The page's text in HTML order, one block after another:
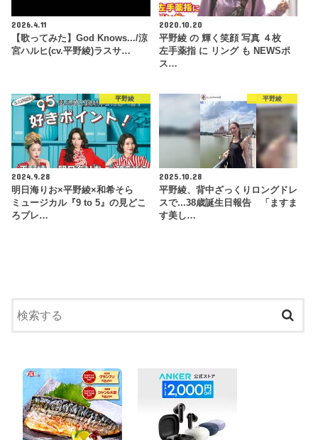
2026.4.11
【歌ってみた】God Knows.../涼
宮ハルヒ(cv.平野綾)ラスサ…
2020.10.20
平野綾 の 輝く笑顔 写真 ４枚
左手薬指 に リング も NEWSポ
ス…
平野綾
2024.9.28
明日海りお×平野綾×和希そら
ミュージカル『9 to 5』の見どこ
ろプレ…
平野綾
2025.10.28
平野綾、背中ざっくりロングドレ
スで...38歳誕生日報告 「ますま
す美し…